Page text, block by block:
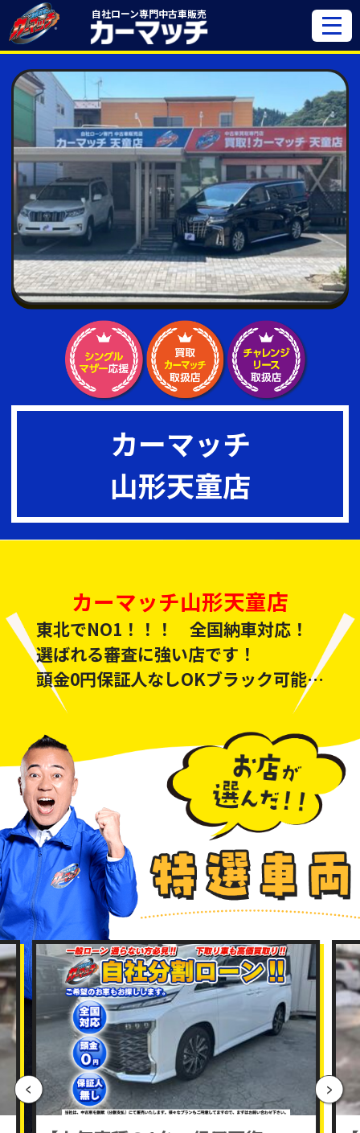
自社ローン専門中古車販売
カーマッチ
山形天童店
カーマッチ山形天童店
東北でNO1！！！ 全国納車対応！
選ばれる審査に強い店です！
頭金0円保証人なしOKブラック可能！
一緒に頑張りましょう！